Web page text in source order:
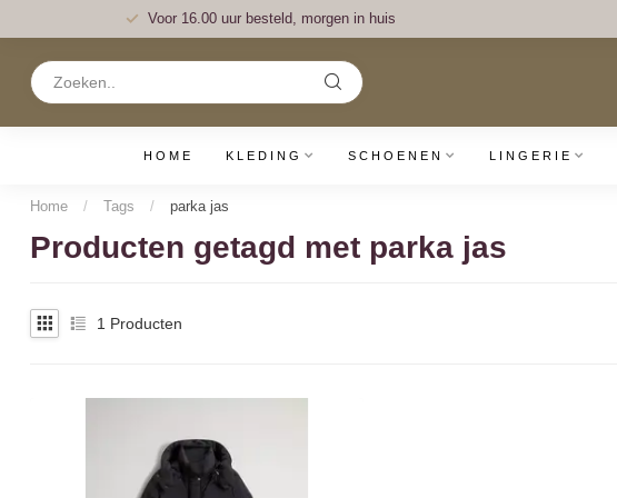
Voor 16.00 uur besteld, morgen in huis
HOME KLEDING SCHOENEN LINGERIE
Home / Tags / parka jas
Producten getagd met parka jas
1 Producten